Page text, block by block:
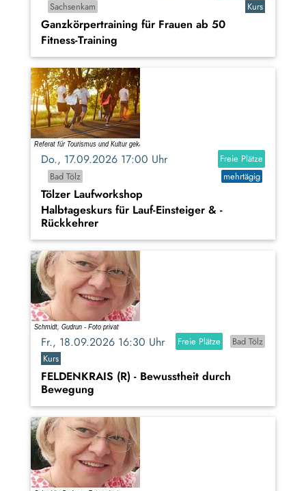
Sachsenkam
Kurs
Ganzkörpertraining für Frauen ab 50
Fitness-Training
Do., 17.09.2026 17:00 Uhr
Freie Plätze
Bad Tölz
mehrtägig
Tölzer Laufworkshop
Halbtageskurs für Lauf-Einsteiger & -
Rückkehrer
Fr., 18.09.2026 16:30 Uhr Freie Plätze
Bad Tölz
Kurs
FELDENKRAIS (R) - Bewusstheit durch
Bewegung